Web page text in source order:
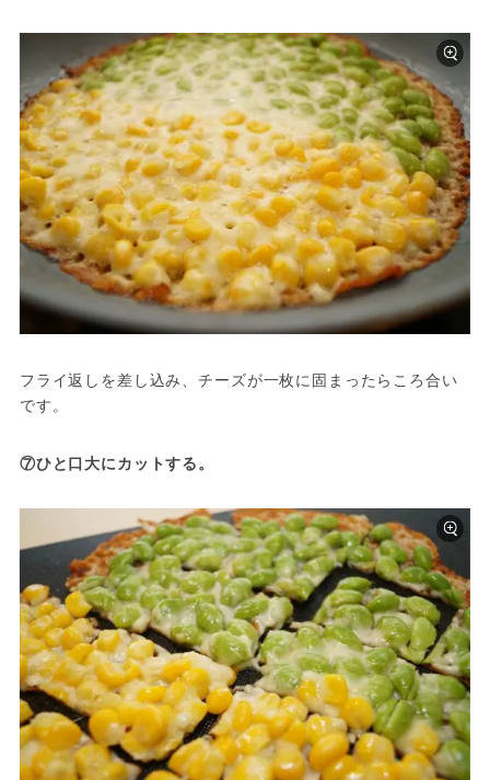
フライ返しを差し込み、チーズが一枚に固まったらころ合い
です。
⑦ひと口大にカットする。